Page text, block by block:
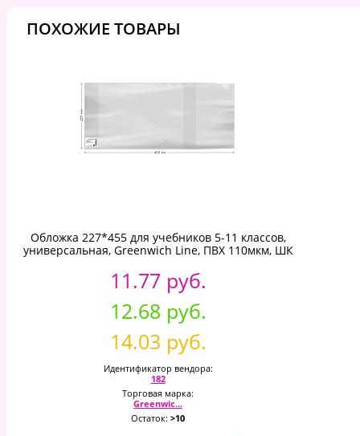
ПОХОЖИЕ ТОВАРЫ
Обложка 227*455 для учебников 5-11 классов,
универсальная, Greenwich Line, ПВХ 110мкм, ШК
11.77 руб.
12.68 руб.
14.03 руб.
Идентификатор вендора:
182
Торговая марка:
Greenwic...
Остаток: >10